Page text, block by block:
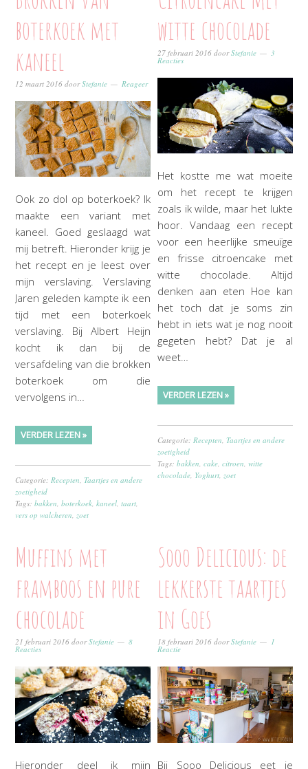
boterkoek met
kaneel
12 maart 2016 doorStefanie Reageer
Ook zo dol op boterkoek? Ik
maakte een variant met
kaneel. Goed geslaagd wat
mij betreft. Hieronder krijg je
het recept en je leest over
mijn verslaving. Verslaving
Jaren geleden kampte ik een
tijd met een boterkoek
verslaving. Bij Albert Heijn
kocht ik dan bij de
versafdeling van die brokken
boterkoek om die
vervolgens in…
VERDER LEZEN »
Categorie:Recepten,Taartjes en andere
zoetigheid
Tags:bakken,boterkoek,kaneel,taart,
vers op walcheren,zoet
witte chocolade
27 februari 2016 doorStefanie 3
Reacties
Het kostte me wat moeite
om het recept te krijgen
zoals ik wilde, maar het lukte
hoor. Vandaag een recept
voor een heerlijke smeuïge
en frisse citroencake met
witte chocolade. Altijd
denken aan eten Hoe kan
het toch dat je soms zin
hebt in iets wat je nog nooit
gegeten hebt? Dat je al
weet…
VERDER LEZEN »
Categorie:Recepten,Taartjes en andere
zoetigheid
Tags:bakken,cake,citroen,witte
chocolade, Yoghurt,zoet
Muffins met
framboos en pure
chocolade
21 februari 2016 doorStefanie 8
Reacties
Hieronder deel ik mijn
Sooo Delicious: de
lekkerste taartjes
in Goes
18 februari 2016 doorStefanie 1
Reactie
Bij Sooo Delicious eet je